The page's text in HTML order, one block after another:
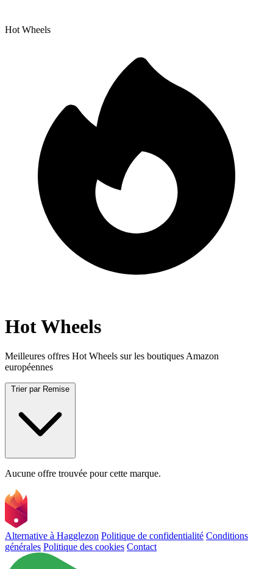
Hot Wheels
Hot Wheels
Meilleures offres Hot Wheels sur les boutiques Amazon
européennes
Trier par Remise
Aucune offre trouvée pour cette marque.
Alternative à Hagglezon Politique de confidentialité Conditions
générales Politique des cookies Contact